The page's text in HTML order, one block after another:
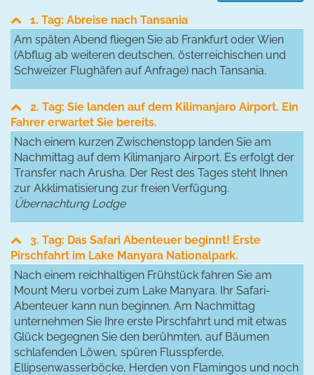
1. Tag: Abreise nach Tansania
Am späten Abend fliegen Sie ab Frankfurt oder Wien
(Abflug ab weiteren deutschen, österreichischen und
Schweizer Flughäfen auf Anfrage) nach Tansania.
2. Tag: Sie landen auf dem Kilimanjaro Airport. Ein
Fahrer erwartet Sie bereits.
Nach einem kurzen Zwischenstopp landen Sie am
Nachmittag auf dem Kilimanjaro Airport. Es erfolgt der
Transfer nach Arusha. Der Rest des Tages steht Ihnen
zur Akklimatisierung zur freien Verfügung.
Übernachtung Lodge
3. Tag: Das Safari Abenteuer beginnt! Erste
Pirschfahrt im Lake Manyara Nationalpark.
Nach einem reichhaltigen Frühstück fahren Sie am
Mount Meru vorbei zum Lake Manyara. Ihr Safari-
Abenteuer kann nun beginnen. Am Nachmittag
unternehmen Sie Ihre erste Pirschfahrt und mit etwas
Glück begegnen Sie den berühmten, auf Bäumen
schlafenden Löwen, spüren Flusspferde,
Ellipsenwasserböcke, Herden von Flamingos und noch